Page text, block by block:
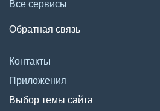
Все сервисы
Обратная связь
Контакты
Приложения
Выбор темы сайта